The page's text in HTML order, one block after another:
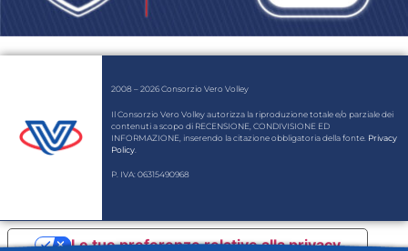
2008 – 2026 Consorzio Vero Volley
Il Consorzio Vero Volley autorizza la riproduzione totale e/o parziale dei
contenuti a scopo di RECENSIONE, CONDIVISIONE ED
INFORMAZIONE, inserendo la citazione obbligatoria della fonte. Privacy
Policy
P. IVA: 06315490968
Le tue preferenze relative alla privacy